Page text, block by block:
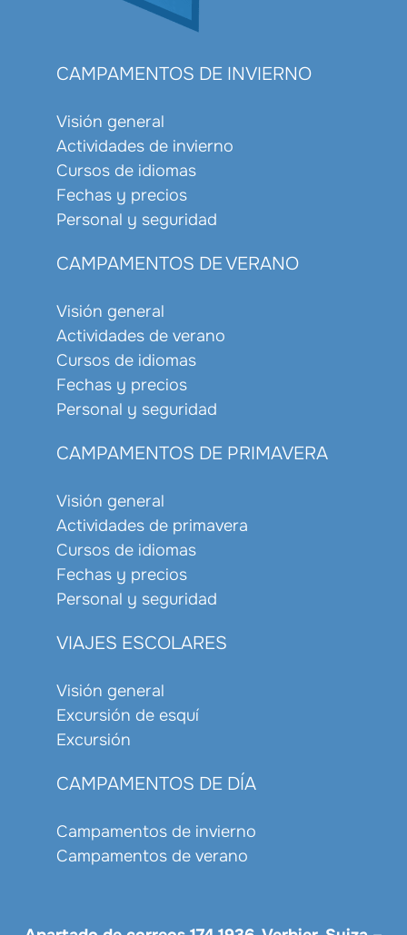
CAMPAMENTOS DE INVIERNO
Visión general
Actividades de invierno
Cursos de idiomas
Fechas y precios
Personal y seguridad
CAMPAMENTOS DE VERANO
Visión general
Actividades de verano
Cursos de idiomas
Fechas y precios
Personal y seguridad
CAMPAMENTOS DE PRIMAVERA
Visión general
Actividades de primavera
Cursos de idiomas
Fechas y precios
Personal y seguridad
VIAJES ESCOLARES
Visión general
Excursión de esquí
Excursión
CAMPAMENTOS DE DÍA
Campamentos de invierno
Campamentos de verano